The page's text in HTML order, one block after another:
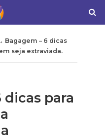
Bagagem – 6 dicas
seja extraviada.
dicas para